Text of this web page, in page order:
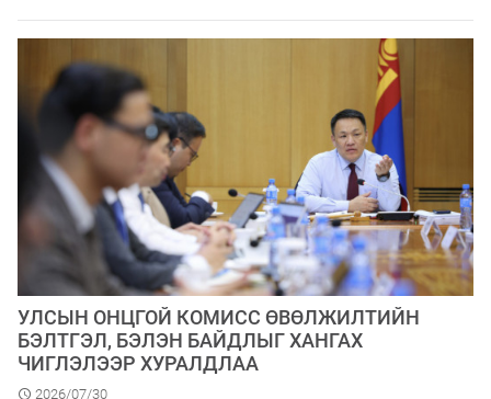
УЛСЫН ОНЦГОЙ КОМИСС ӨВӨЛЖИЛТИЙН
БЭЛТГЭЛ, БЭЛЭН БАЙДЛЫГ ХАНГАХ
ЧИГЛЭЛЭЭР ХУРАЛДЛАА
2026/07/30